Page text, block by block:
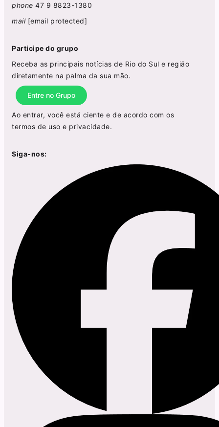
phone 47 9 8823-1380
mail [email protected]
Participe do grupo
Receba as principais notícias de Rio do Sul e região
diretamente na palma da sua mão.
Entre no Grupo
Ao entrar, você está ciente e de acordo com os
termos de uso e privacidade.
Siga-nos: